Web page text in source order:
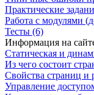
Практические
Работа с модулями
Тесты (6)
Информация на
Статическая и
Из чего состоит
Свойства страниц и
Управление